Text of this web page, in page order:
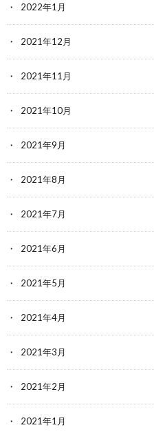
2022年1月
2021年12月
2021年11月
2021年10月
2021年9月
2021年8月
2021年7月
2021年6月
2021年5月
2021年4月
2021年3月
2021年2月
2021年1月